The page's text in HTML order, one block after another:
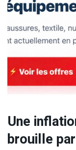
Une
brouille